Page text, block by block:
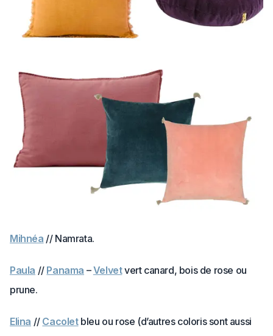
Mihnéa // Namrata.
Paula // Panama –Velvetvert canard, bois de rose ou
prune.
Elina // Cacoletbleu ou rose (d’autres coloris sont aussi